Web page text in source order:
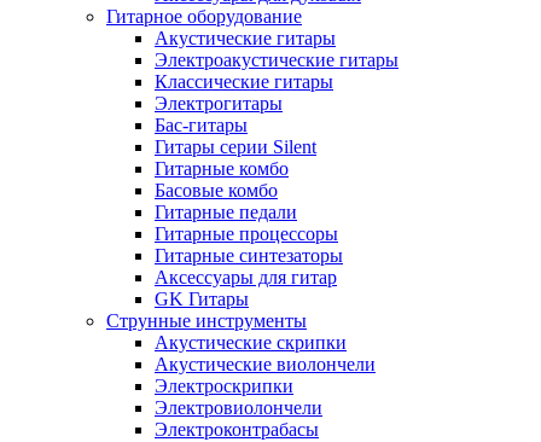
Гитарное оборудование
Акустические гитары
Электроакустические гитары
Классические гитары
Электрогитары
Бас-гитары
Гитары серии Silent
Гитарные комбо
Басовые комбо
Гитарные педали
Гитарные процессоры
Гитарные синтезаторы
Аксессуары для гитар
GK Гитары
Струнные инструменты
Акустические скрипки
Акустические виолончели
Электроскрипки
Электровиолончели
Электроконтрабасы